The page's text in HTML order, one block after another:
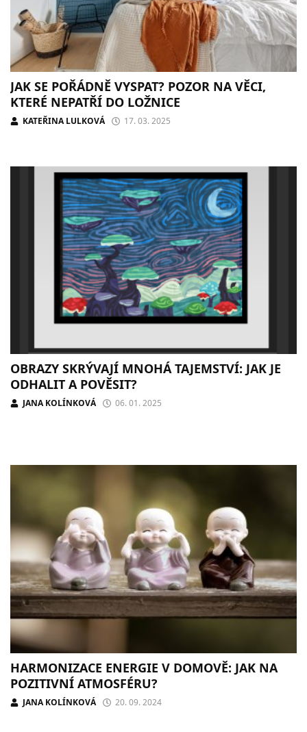
JAK SE POŘÁDNĚ VYSPAT? POZOR NA VĚCI,
KTERÉ NEPATŘÍ DO LOŽNICE
KATEŘINA LULKOVÁ 17. 03. 2025
OBRAZY SKRÝVAJÍ MNOHÁ TAJEMSTVÍ: JAK JE
ODHALIT A POVĚSIT?
JANA KOLÍNKOVÁ 06. 01. 2025
HARMONIZACE ENERGIE V DOMOVĚ: JAK NA
POZITIVNÍ ATMOSFÉRU?
JANA KOLÍNKOVÁ 20. 09. 2024